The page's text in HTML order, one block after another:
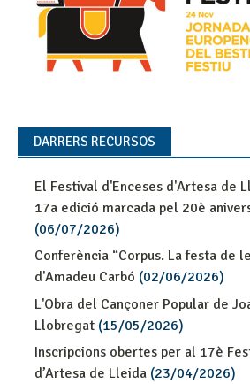
DARRERS RECURSOS
El Festival d'Enceses d'Artesa de
17a edició marcada pel 20è
(06/07/2026)
Conferència “Corpus. La festa de
d'Amadeu Carbó (02/06/2026)
L'Obra del Cançoner Popular de
Llobregat (15/05/2026)
Inscripcions obertes per al 17è
d’Artesa de Lleida (23/04/2026)